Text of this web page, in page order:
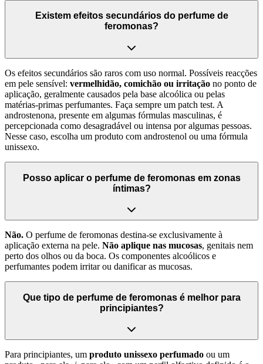
Existem efeitos secundários do perfume de
feromonas?
Os efeitos secundários são raros com uso normal. Possíveis reacções
em pele sensível: vermelhidão, comichão ou irritação no ponto de
aplicação, geralmente causados pela base alcoólica ou pelas
matérias-primas perfumantes. Faça sempre um patch test. A
androstenona, presente em algumas fórmulas masculinas, é
percepcionada como desagradável ou intensa por algumas pessoas.
Nesse caso, escolha um produto com androstenol ou uma fórmula
unissexo.
Posso aplicar o perfume de feromonas em zonas
íntimas?
Não. O perfume de feromonas destina-se exclusivamente à
aplicação externa na pele. Não aplique nas mucosas, genitais nem
perto dos olhos ou da boca. Os componentes alcoólicos e
perfumantes podem irritar ou danificar as mucosas.
Que tipo de perfume de feromonas é melhor para
principiantes?
Para principiantes, um produto unissexo perfumado ou um